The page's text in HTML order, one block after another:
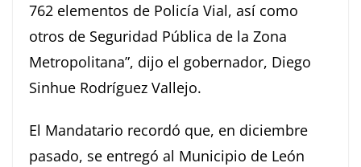
762 elementos de Policía Vial, así como
otros de Seguridad Pública de la Zona
Metropolitana”, dijo el gobernador, Diego
Sinhue Rodríguez Vallejo.
El Mandatario recordó que, en diciembre
pasado, se entregó al Municipio de León